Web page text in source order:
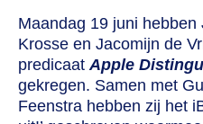
Maandag 19 juni
Krosse en Jacomijn de
predicaat Apple
gekregen. Samen met
Feenstra hebben zij het